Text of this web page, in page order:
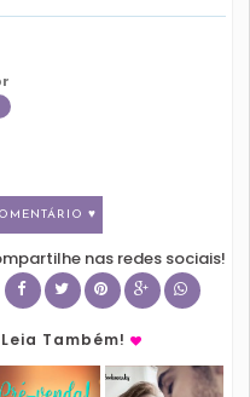
♥
nas redes sociais!
Também!